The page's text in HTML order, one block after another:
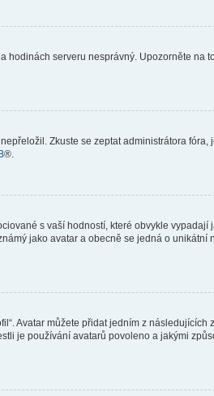
serveru nesprávný. Upozorněte na
Zkuste se zeptat administrátora
®.
s vaší hodností, které obvykle vypadají
jako avatar a obecně se jedná o unikátní
Avatar můžete přidat jedním z následujících
je používání avatarů povoleno a jakými